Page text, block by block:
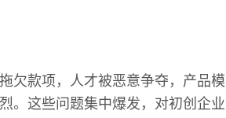
欠款项，人才被恶意争夺，产品模
。这些问题集中爆发，对初创企业